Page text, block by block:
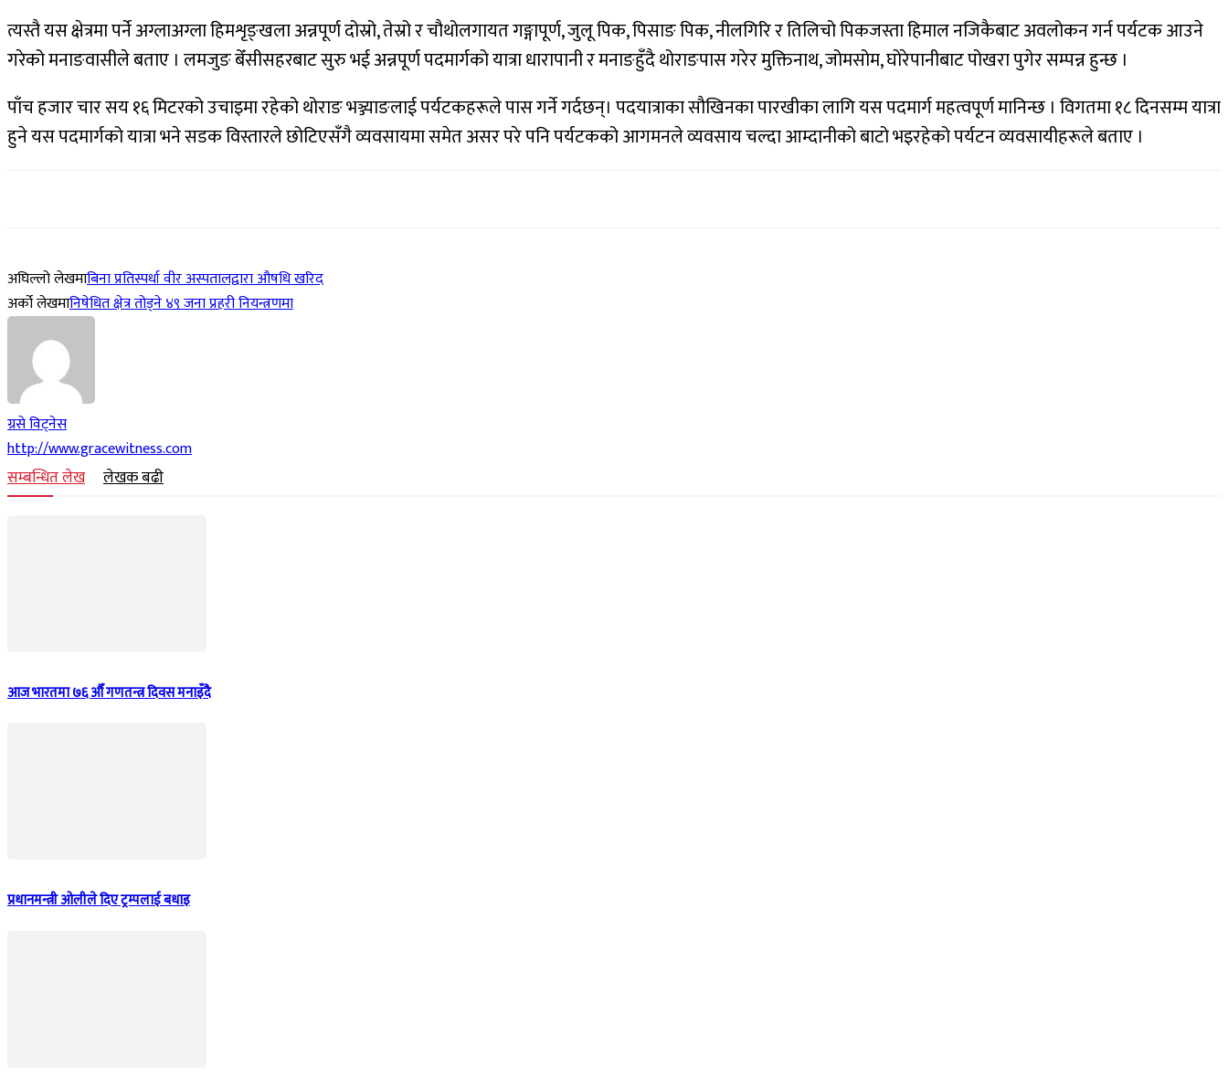
त्यस्तै यस क्षेत्रमा पर्ने अग्लाअग्ला हिमशृङ्खला अन्नपूर्ण दोस्रो, तेस्रो र चौथोलगायत गङ्गापूर्ण, जुलू पिक, पिसाङ पिक, नीलगिरि र तिलिचो पिकजस्ता हिमाल नजिकैबाट अवलोकन गर्न पर्यटक आउने
गरेको मनाङवासीले बताए । लमजुङ बेँसीसहरबाट सुरु भई अन्नपूर्ण पदमार्गको यात्रा धारापानी र मनाङहुँदै थोराङपास गरेर मुक्तिनाथ, जोमसोम, घोरेपानीबाट पोखरा पुगेर सम्पन्न हुन्छ ।
पाँच हजार चार सय १६ मिटरको उचाइमा रहेको थोराङ भञ्ज्याङलाई पर्यटकहरूले पास गर्ने गर्दछन्। पदयात्राका सौखिनका पारखीका लागि यस पदमार्ग महत्वपूर्ण मानिन्छ । विगतमा १८ दिनसम्म यात्रा
हुने यस पदमार्गको यात्रा भने सडक विस्तारले छोटिएसँगै व्यवसायमा समेत असर परे पनि पर्यटकको आगमनले व्यवसाय चल्दा आम्दानीको बाटो भइरहेको पर्यटन व्यवसायीहरूले बताए ।
अघिल्लो लेखमाबिना प्रतिस्पर्धा वीर अस्पतालद्वारा औषधि खरिद
अर्को लेखमानिषेधित क्षेत्र तोड्ने ४९ जना प्रहरी नियन्त्रणमा
ग्रसे विट्नेस
http://www.gracewitness.com
सम्बन्धित लेख लेखक बढी
आज भारतमा ७६ औँ गणतन्त्र दिवस मनाइँदै
प्रधानमन्त्री ओलीले दिए ट्रम्पलाई बधाइ